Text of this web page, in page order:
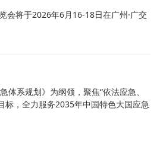
会将于2026年6月16-18日在广州·广交
体系规划》为纲领，聚焦“依法应急、
标，全力服务2035年中国特色大国应急